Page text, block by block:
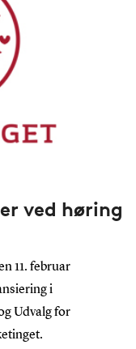
ved høring
11. februar
i
Udvalg for